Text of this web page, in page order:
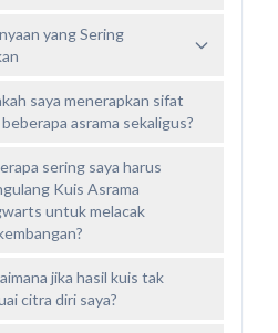
yang Sering
saya menerapkan sifat
asrama sekaligus?
sering saya harus
Kuis Asrama
untuk melacak
jika hasil kuis tak
citra diri saya?